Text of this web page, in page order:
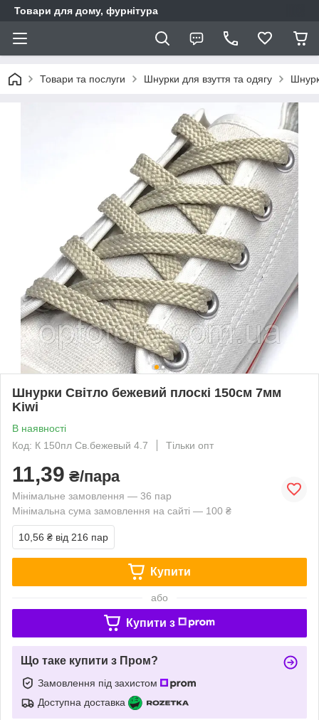
Товари для дому, фурнітура
Товари та послуги Шнурки для взуття та одягу
Шнурки Світло бежевий плоскі 150см 7мм
Kiwi
В наявності
Код: К 150пл Св.бежевый 4.7
Тільки опт
11,39 ₴/пара
Мінімальне замовлення — 36 пар
Мінімальна сума замовлення на сайті — 100 ₴
10,56 ₴ від 216 пар
Купити
або
Купити з
Що таке купити з Пром?
Замовлення під захистом
Доступна доставка